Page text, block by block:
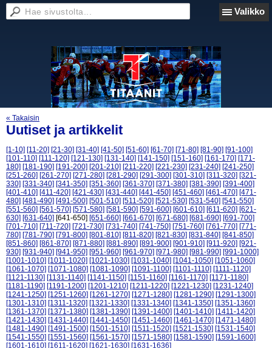
Valikko
« Takaisin
Uutiset ja artikkelit
[1-10] [11-20] [21-30] [31-40] [41-50] [51-60] [61-70] [71-80] [81-90] [91-100]
[101-110] [111-120] [121-130] [131-140] [141-150] [151-160] [161-170] [171-
180] [181-190] [191-200] [201-210] [211-220] [221-230] [231-240] [241-250]
[251-260] [261-270] [271-280] [281-290] [291-300] [301-310] [311-320] [321-
330] [331-340] [341-350] [351-360] [361-370] [371-380] [381-390] [391-400]
[401-410] [411-420] [421-430] [431-440] [441-450] [451-460] [461-470] [471-
480] [481-490] [491-500] [501-510] [511-520] [521-530] [531-540] [541-550]
[551-560] [561-570] [571-580] [581-590] [591-600] [601-610] [611-620] [621-
630] [631-640] [641-650] [651-660] [661-670] [671-680] [681-690] [691-700]
[701-710] [711-720] [721-730] [731-740] [741-750] [751-760] [761-770] [771-
780] [781-790] [791-800] [801-810] [811-820] [821-830] [831-840] [841-850]
[851-860] [861-870] [871-880] [881-890] [891-900] [901-910] [911-920] [921-
930] [931-940] [941-950] [951-960] [961-970] [971-980] [981-990] [991-1000]
[1001-1010] [1011-1020] [1021-1030] [1031-1040] [1041-1050] [1051-1060]
[1061-1070] [1071-1080] [1081-1090] [1091-1100] [1101-1110] [1111-1120]
[1121-1130] [1131-1140] [1141-1150] [1151-1160] [1161-1170] [1171-1180]
[1181-1190] [1191-1200] [1201-1210] [1211-1220] [1221-1230] [1231-1240]
[1241-1250] [1251-1260] [1261-1270] [1271-1280] [1281-1290] [1291-1300]
[1301-1310] [1311-1320] [1321-1330] [1331-1340] [1341-1350] [1351-1360]
[1361-1370] [1371-1380] [1381-1390] [1391-1400] [1401-1410] [1411-1420]
[1421-1430] [1431-1440] [1441-1450] [1451-1460] [1461-1470] [1471-1480]
[1481-1490] [1491-1500] [1501-1510] [1511-1520] [1521-1530] [1531-1540]
[1541-1550] [1551-1560] [1561-1570] [1571-1580] [1581-1590] [1591-1600]
[1601-1610] [1611-1620] [1621-1630] [1631-1636]